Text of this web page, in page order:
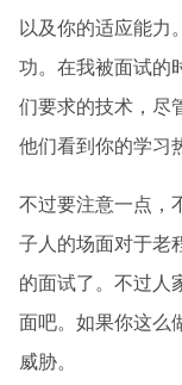
以及你的适应能力
功。在我被面试的
们要求的技术，尽
他们看到你的学习
不过要注意一点，
子人的场面对于老
的面试了。不过人
面吧。如果你这么
威胁。